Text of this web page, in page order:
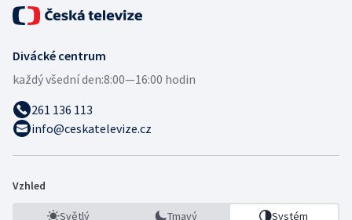
Divácké centrum
každý všední den:8:00—16:00 hodin
261 136 113
info@ceskatelevize.cz
Vzhled
Světlý Tmavý Systém